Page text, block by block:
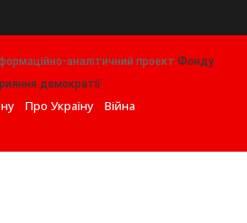
аналітичний проект Фонду
демократії.
Про Україну
Війна